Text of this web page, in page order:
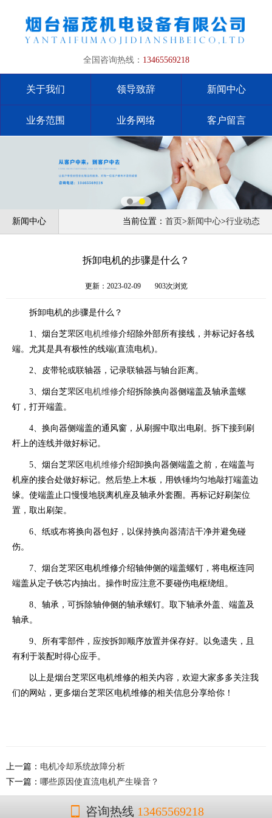
全国咨询热线： 13465569218
关于我们 领导致辞 新闻中心
业务范围 业务网络 客户留言
新闻中心 当前位置： 首页>新闻中心>行业动态
拆卸电机的步骤是什么？
更新：2023-02-09 903次浏览
拆卸电机的步骤是什么？
1、烟台芝罘区 电机维修介绍除外部所有接线，并标记好各线
端。尤其是具有极性的线端(直流电机)。
2、皮带轮或联轴器，记录联轴器与轴台距离。
3、烟台芝罘区 电机维修介绍拆除换向器侧端盖及轴承盖螺
钉，打开端盖。
4、换向器侧端盖的通风窗，从刷握中取出电刷。拆下接到刷
杆上的连线并做好标记。
5、烟台芝罘区 电机维修介绍卸换向器侧端盖之前，在端盖与
机座的接合处做好标记。然后垫上木板，用铁锤均匀地敲打端盖边
缘。使端盖止口慢慢地脱离机座及轴承外套圈。再标记好刷架位
置，取出刷架。
6、纸或布将换向器包好，以保持换向器清洁干净并避免碰
伤。
7、烟台芝罘区电机维修介绍轴伸侧的端盖螺钉，将电枢连同
端盖从定子铁芯内抽出。操作时应注意不要碰伤电枢绕组。
8、轴承，可拆除轴伸侧的轴承螺钉。取下轴承外盖、端盖及
轴承。
9、所有零部件，应按拆卸顺序放置并保存好。以免遗失，且
有利于装配时得心应手。
以上是烟台芝罘区电机维修的相关内容，欢迎大家多多关注我
们的网站，更多烟台芝罘区电机维修的相关信息分享给你！
上一篇： 电机冷却系统故障分析
下一篇： 哪些原因使直流电机产生噪音？
咨询热线 13465569218